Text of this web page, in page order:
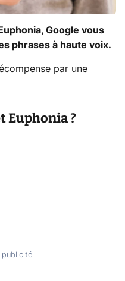
Google vous
phrases à haute voix.
par une
Euphonia ?